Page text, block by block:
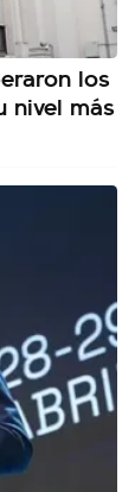
los
nivel más